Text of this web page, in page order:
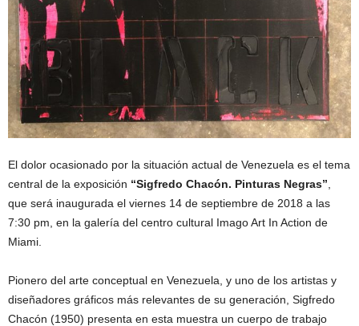
El dolor ocasionado por la situación actual de Venezuela es el tema
central de la exposición “Sigfredo Chacón. Pinturas Negras”
que será inaugurada el viernes 14 de septiembre de 2018 a las
7:30 pm, en la galería del centro cultural Imago Art In Action de
Miami.
Pionero del arte conceptual en Venezuela, y uno de los artistas y
diseñadores gráficos más relevantes de su generación, Sigfredo
Chacón (1950) presenta en esta muestra un cuerpo de trabajo